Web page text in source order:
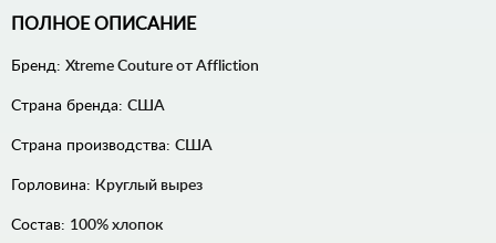
ПОЛНОЕ ОПИСАНИЕ
Бренд: Xtreme Couture от Affliction
Страна бренда: США
Страна производства: США
Горловина: Круглый вырез
Состав: 100% хлопок